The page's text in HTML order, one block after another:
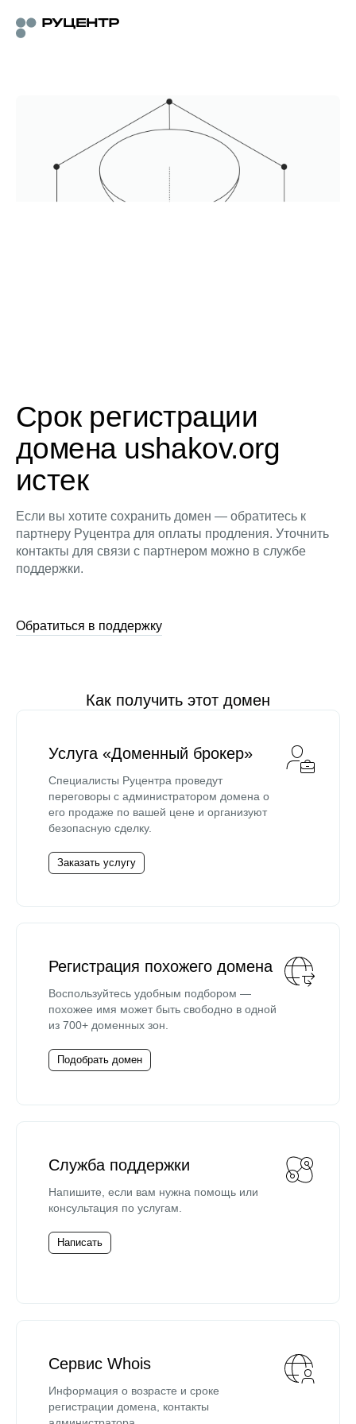
Срок регистрации
домена ushakov.org
истек
Если вы хотите сохранить домен — обратитесь к
партнеру Руцентра для оплаты продления. Уточнить
контакты для связи с партнером можно в службе
поддержки.
Обратиться в поддержку
Как получить этот домен
Услуга «Доменный брокер»
Специалисты Руцентра проведут
переговоры с администратором домена о
его продаже по вашей цене и организуют
безопасную сделку.
Заказать услугу
Регистрация похожего домена
Воспользуйтесь удобным подбором —
похожее имя может быть свободно в одной
из 700+ доменных зон.
Подобрать домен
Служба поддержки
Напишите, если вам нужна помощь или
консультация по услугам.
Написать
Сервис Whois
Информация о возрасте и сроке
регистрации домена, контакты